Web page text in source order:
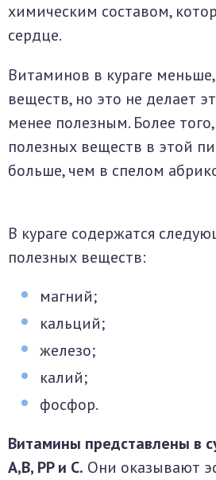
химическим составом,
сердце.
Витаминов в кураге
веществ, но это не делает
менее полезным. Более
полезных веществ в этой
больше, чем в спелом
В кураге содержатся
полезных веществ:
магний;
кальций;
железо;
калий;
фосфор.
Витамины представлены в
А,В, PP и С. Они оказывают